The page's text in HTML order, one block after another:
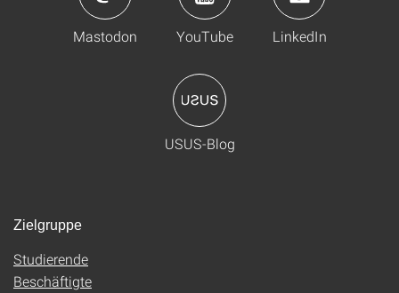
Mastodon YouTube LinkedIn
USUS-Blog
Zielgruppe
Studierende
Beschäftigte